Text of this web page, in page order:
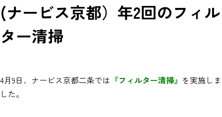
(ナービス京都）年2回のフィル
ター清掃
4月9日、ナービス京都二条では 『フィルター清掃』 を実施しま
した。